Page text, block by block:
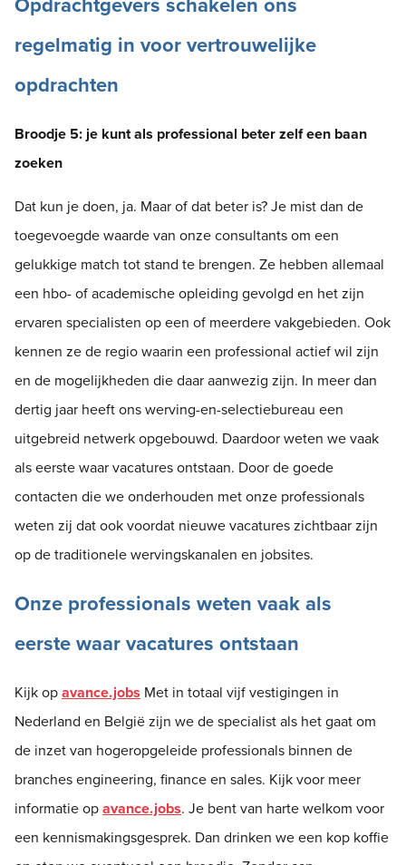
Opdrachtgevers schakelen ons
regelmatig in voor vertrouwelijke
opdrachten
Broodje 5: je kunt als professional beter zelf een baan
zoeken
Dat kun je doen, ja. Maar of dat beter is? Je mist dan de
toegevoegde waarde van onze consultants om een
gelukkige match tot stand te brengen. Ze hebben allemaal
een hbo- of academische opleiding gevolgd en het zijn
ervaren specialisten op een of meerdere vakgebieden. Ook
kennen ze de regio waarin een professional actief wil zijn
en de mogelijkheden die daar aanwezig zijn. In meer dan
dertig jaar heeft ons werving-en-selectiebureau een
uitgebreid netwerk opgebouwd. Daardoor weten we vaak
als eerste waar vacatures ontstaan. Door de goede
contacten die we onderhouden met onze professionals
weten zij dat ook voordat nieuwe vacatures zichtbaar zijn
op de traditionele wervingskanalen en jobsites.
Onze professionals weten vaak als
eerste waar vacatures ontstaan
Kijk op avance.jobs Met in totaal vijf vestigingen in
Nederland en België zijn we de specialist als het gaat om
de inzet van hogeropgeleide professionals binnen de
branches engineering, finance en sales. Kijk voor meer
informatie op avance.jobs. Je bent van harte welkom voor
een kennismakingsgesprek. Dan drinken we een kop koffie